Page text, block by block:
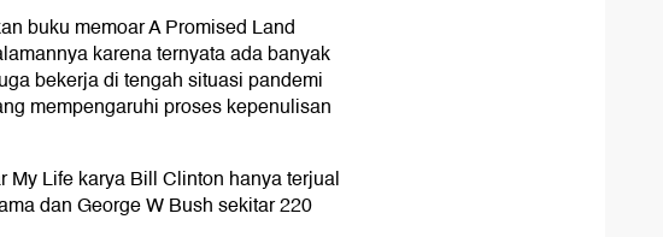
buku memoar A Promised Land
karena ternyata ada banyak
bekerja di tengah situasi pandemi
mempengaruhi proses kepenulisan
My Life karya Bill Clinton hanya terjual
dan George W Bush sekitar 220